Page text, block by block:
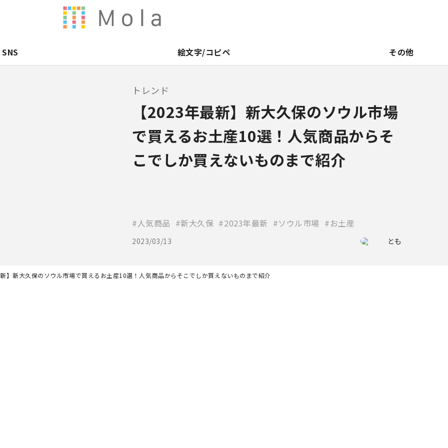
SNS 絵文字/コピペ その他
トレンド
【2023年最新】新大久保のソウル市場
で買えるお土産10選！人気商品からそ
こでしか買えないものまで紹介
人気商品 新大久保 2023年最新 ソウル市場 お土産
2023/03/13 とも
】新大久保のソウル市場で買えるお土産10選！人気商品からそこでしか買えないものまで紹介